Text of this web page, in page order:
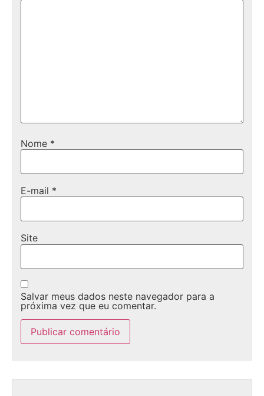
Nome *
E-mail *
Site
Salvar meus dados neste navegador para a
próxima vez que eu comentar.